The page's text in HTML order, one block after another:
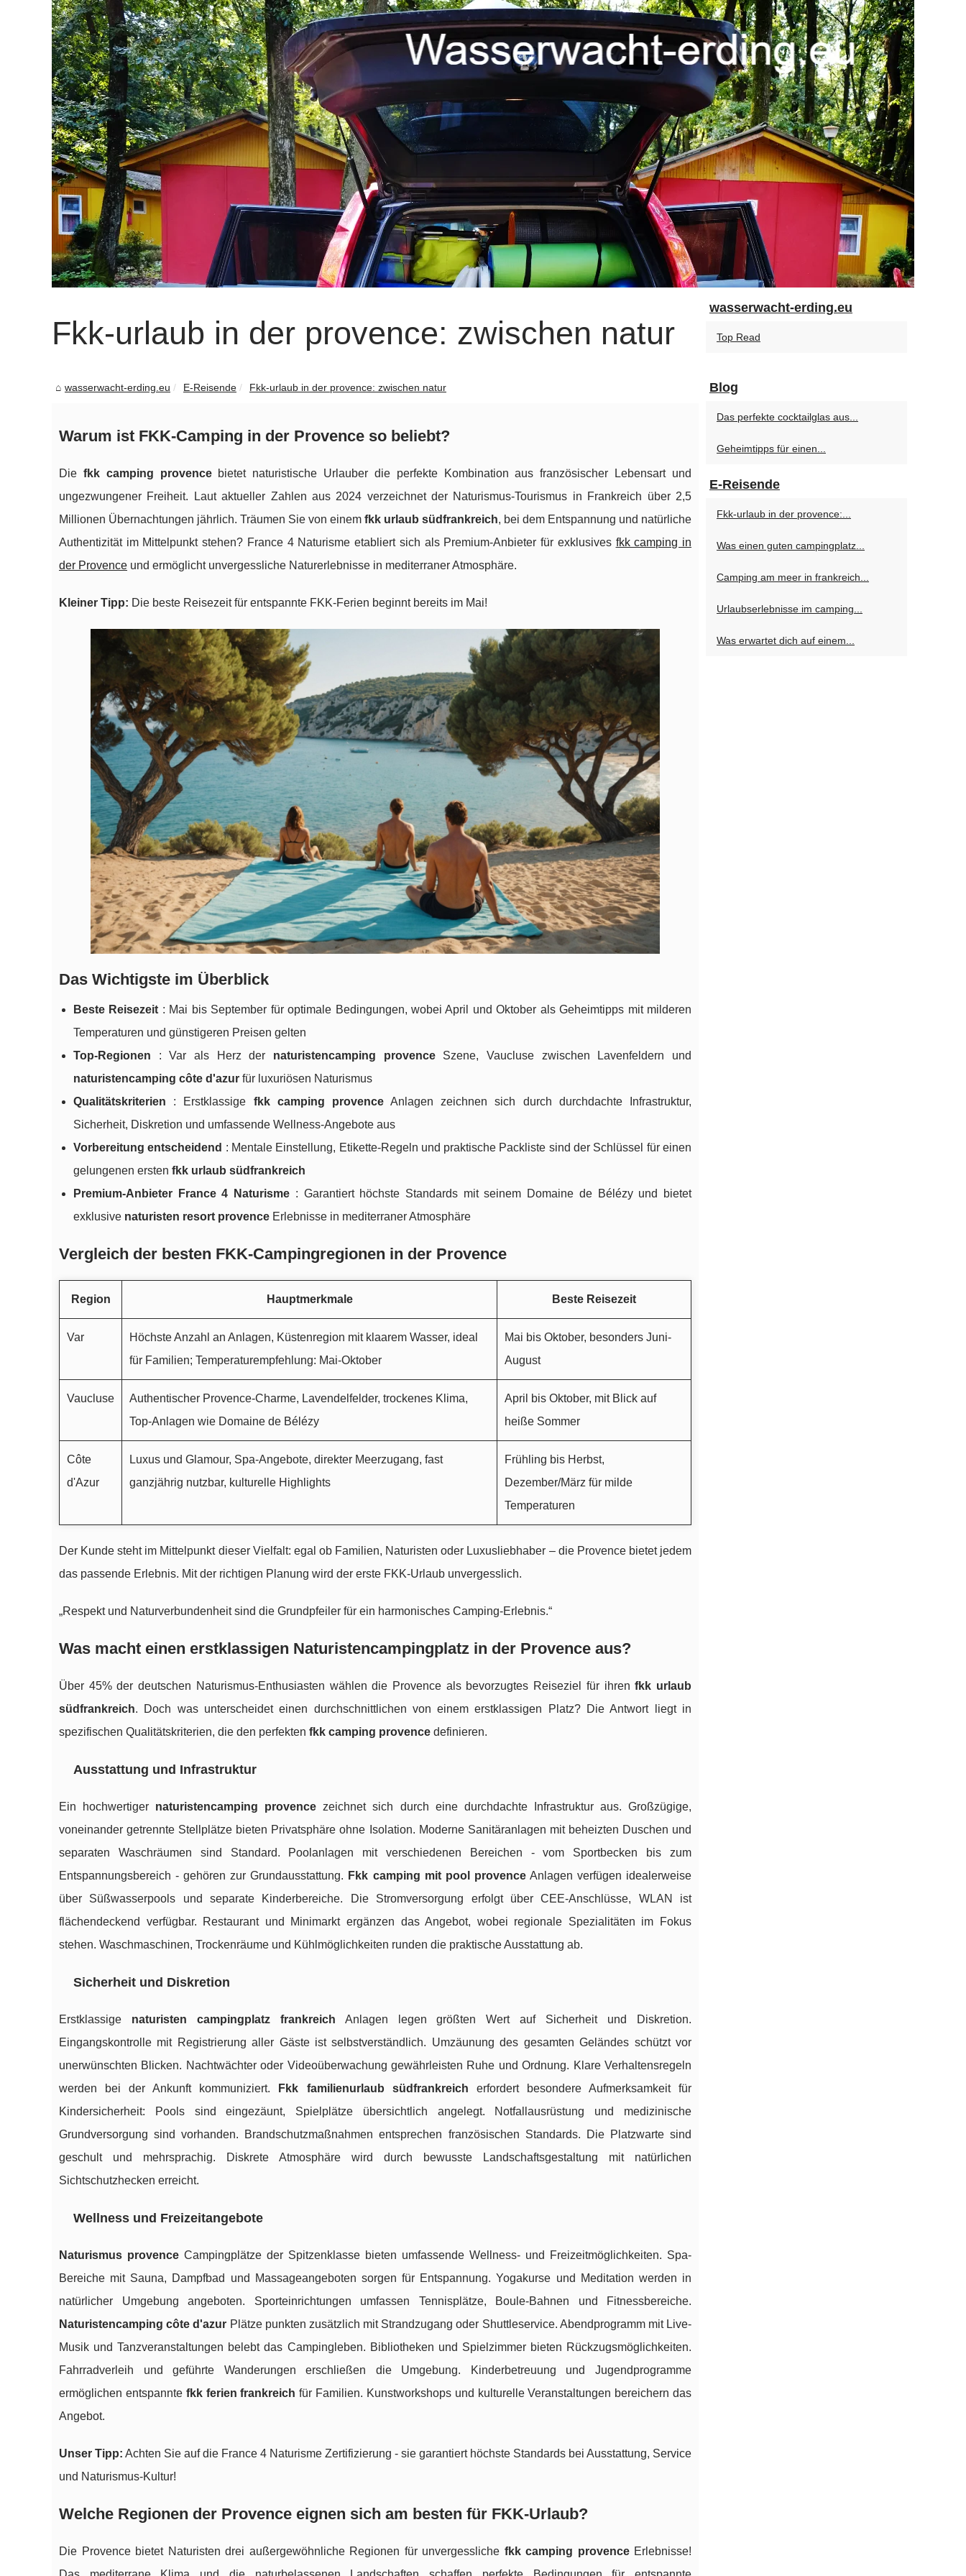
Fkk-urlaub in der provence: zwischen natur
wasserwacht-erding.eu E-Reisende Fkk-urlaub in der provence: zwischen natur
Warum ist FKK-Camping in der Provence so beliebt?
Die fkk camping provencebietet naturistische Urlauber die perfekte Kombination aus französischer Lebensart und
ungezwungener Freiheit. Laut aktueller Zahlen aus 2024 verzeichnet der Naturismus-Tourismus in Frankreich über 2,5
Millionen Übernachtungen jährlich. Träumen Sie von einem fkk urlaub südfrankreich, bei dem Entspannung und natürliche
Authentizität im Mittelpunkt stehen? France 4 Naturisme etabliert sich als Premium-Anbieter für exklusives fkk camping in
der Provence und ermöglicht unvergessliche Naturerlebnisse in mediterraner Atmosphäre.
Kleiner Tipp: Die beste Reisezeit für entspannte FKK-Ferien beginnt bereits im Mai!
Das Wichtigste im Überblick
Beste Reisezeit : Mai bis September für optimale Bedingungen, wobeiApril und Oktober als Geheimtipps mit milderen
Temperaturen und günstigeren Preisen gelten
Top-Regionen : Var als Herz der naturistencamping provenceSzene, Vaucluse zwischen Lavenfeldern und
naturistencamping côte d'azur für luxuriösen Naturismus
Qualitätskriterien : Erstklassige fkk camping provenceAnlagen zeichnen sich durch durchdachte Infrastruktur,
Sicherheit, Diskretion und umfassende Wellness-Angebote aus
Vorbereitung entscheidend : Mentale Einstellung, Etikette-Regeln und praktische Packliste sind der Schlüssel für einen
gelungenen ersten fkk urlaub südfrankreich
Premium-Anbieter France 4 Naturisme : Garantiert höchste Standards mit seinem Domaine de Bélézy und bietet
exklusive naturisten resort provence Erlebnisse in mediterraner Atmosphäre
Vergleich der besten FKK-Campingregionen in der Provence
Region Hauptmerkmale Beste Reisezeit
Var
Höchste Anzahl an Anlagen, Küstenregion mit klaarem Wasser, ideal
für Familien; Temperaturempfehlung: Mai-Oktober
Mai bis Oktober, besonders Juni-
August
Vaucluse
Authentischer Provence-Charme, Lavendelfelder, trockenes Klima,
Top-Anlagen wie Domaine de Bélézy
April bis Oktober, mit Blick auf
heiße Sommer
Côte
d'Azur
Luxus und Glamour, Spa-Angebote, direkter Meerzugang, fast
ganzjährig nutzbar, kulturelle Highlights
Frühling bis Herbst,
Dezember/März für milde
Temperaturen
Der Kunde steht im Mittelpunkt dieser Vielfalt: egal ob Familien, Naturisten oder Luxusliebhaber – die Provence bietet jedem
das passende Erlebnis. Mit der richtigen Planung wird der erste FKK-Urlaub unvergesslich.
„Respekt und Naturverbundenheit sind die Grundpfeiler für ein harmonisches Camping-Erlebnis.“
Was macht einen erstklassigen Naturistencampingplatz in der Provence aus?
Über 45% der deutschen Naturismus-Enthusiasten wählen die Provence als bevorzugtes Reiseziel für ihrenfkk urlaub
südfrankreich. Doch was unterscheidet einen durchschnittlichen von einem erstklassigen Platz? Die Antwort liegt in
spezifischen Qualitätskriterien, die den perfekten fkk camping provence definieren.
Ausstattung und Infrastruktur
Ein hochwertiger naturistencamping provence zeichnet sich durch eine durchdachte Infrastruktur aus. Großzügige,
voneinander getrennte Stellplätze bieten Privatsphäre ohne Isolation. Moderne Sanitäranlagen mit beheizten Duschen und
separaten Waschräumen sind Standard. Poolanlagen mit verschiedenen Bereichen - vom Sportbecken bis zum
Entspannungsbereich - gehören zur Grundausstattung. Fkk camping mit pool provenceAnlagen verfügen idealerweise
über Süßwasserpools und separate Kinderbereiche. Die Stromversorgung erfolgt über CEE-Anschlüsse, WLAN ist
flächendeckend verfügbar. Restaurant und Minimarkt ergänzen das Angebot, wobei regionale Spezialitäten im Fokus
stehen. Waschmaschinen, Trockenräume und Kühlmöglichkeiten runden die praktische Ausstattung ab.
Sicherheit und Diskretion
Erstklassige naturisten campingplatz frankreich Anlagen legen größten Wert auf Sicherheit und Diskretion.
Eingangskontrolle mit Registrierung aller Gäste ist selbstverständlich. Umzäunung des gesamten Geländes schützt vor
unerwünschten Blicken. Nachtwächter oder Videoüberwachung gewährleisten Ruhe und Ordnung. Klare Verhaltensregeln
werden bei der Ankunft kommuniziert.
Fkk familienurlaub südfrankreich erfordert besondere Aufmerksamkeit für
Kindersicherheit: Pools sind eingezäunt, Spielplätze übersichtlich angelegt. Notfallausrüstung und medizinische
Grundversorgung sind vorhanden. Brandschutzmaßnahmen entsprechen französischen Standards. Die Platzwarte sind
geschult und mehrsprachig. Diskrete Atmosphäre wird durch bewusste Landschaftsgestaltung mit natürlichen
Sichtschutzhecken erreicht.
Wellness und Freizeitangebote
Naturismus provence Campingplätze der Spitzenklasse bieten umfassende Wellness- und Freizeitmöglichkeiten. Spa-
Bereiche mit Sauna, Dampfbad und Massageangeboten sorgen für Entspannung. Yogakurse und Meditation werden in
natürlicher Umgebung angeboten. Sporteinrichtungen umfassen Tennisplätze, Boule-Bahnen und Fitnessbereiche.
Naturistencamping côte d'azur Plätze punkten zusätzlich mit Strandzugang oder Shuttleservice. Abendprogramm mit Live-
Musik und Tanzveranstaltungen belebt das Campingleben. Bibliotheken und Spielzimmer bieten Rückzugsmöglichkeiten.
Fahrradverleih und geführte Wanderungen erschließen die Umgebung. Kinderbetreuung und Jugendprogramme
ermöglichen entspannte fkk ferien frankreich für Familien. Kunstworkshops und kulturelle Veranstaltungen bereichern das
Angebot.
Unser Tipp: Achten Sie auf die France 4 Naturisme Zertifizierung - sie garantiert höchste Standards bei Ausstattung, Service
und Naturismus-Kultur!
Welche Regionen der Provence eignen sich am besten für FKK-Urlaub?
Die Provence bietet Naturisten drei außergewöhnliche Regionen für unvergessliche fkk camping provenceErlebnisse!
wasserwacht-erding.eu
Top Read
Blog
Das perfekte cocktailglas aus...
Geheimtipps für einen...
E-Reisende
Fkk-urlaub in der provence:...
Was einen guten campingplatz...
Camping am meer in frankreich...
Urlaubserlebnisse im camping...
Was erwartet dich auf einem...